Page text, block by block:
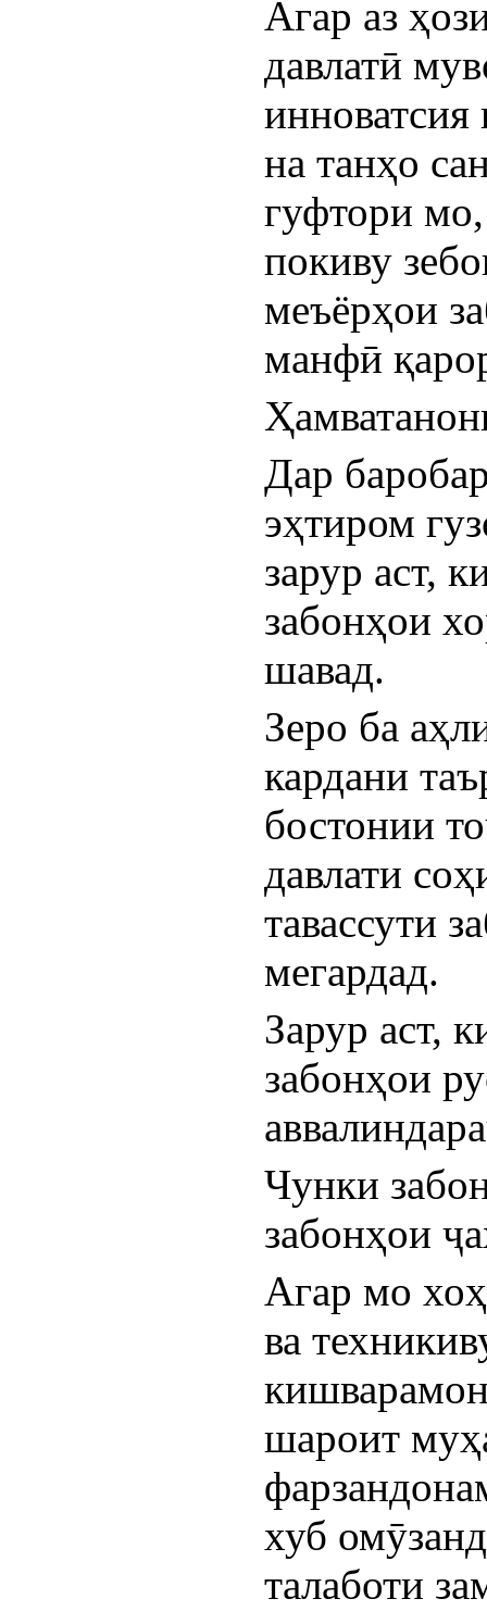
Агар аз
давлатӣ
на танҳо
гуфтори
покиву
меъёрҳои
манфӣ
Дар
эҳтиром
зарур аст,
забонҳои
шавад.
Зеро ба
кардани
бостонии
давлати
тавассути
мегардад.
Зарур аст,
забонҳои
Чунки
забонҳои
Агар мо
ва
шароит
хуб
талаботи